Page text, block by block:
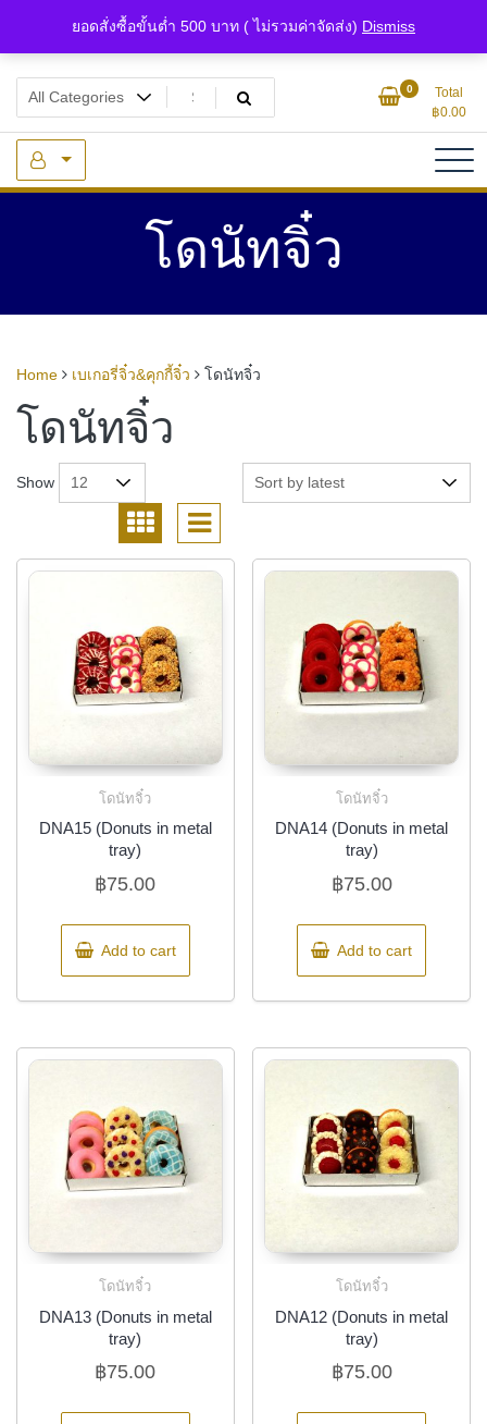
ยอดสั่งซื้อขั้นต่ำ 500 บาท ( ไม่รวมค่าจัดส่ง) Dismiss
content
ของจิ๋ว.com
แหล่งรวมเซรามิกจิ๋วและของจิ๋วจากดินไทย
0
Total
฿0.00
โดนัทจิ๋ว
Home เบเกอรี่จิ๋ว&คุกกี้จิ๋ว โดนัทจิ๋ว
โดนัทจิ๋ว
Show
โดนัทจิ๋ว
DNA15 (Donuts in metal
tray)
฿75.00
Add to cart
โดนัทจิ๋ว
DNA14 (Donuts in metal
tray)
฿75.00
Add to cart
โดนัทจิ๋ว
DNA13 (Donuts in metal
tray)
฿75.00
โดนัทจิ๋ว
DNA12 (Donuts in metal
tray)
฿75.00